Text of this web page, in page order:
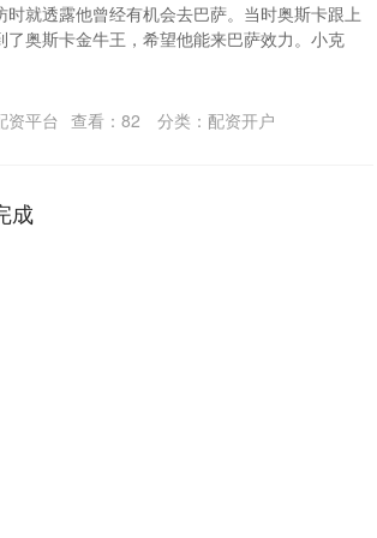
就透露他曾经有机会去巴萨。当时奥斯卡跟上
奥斯卡金牛王，希望他能来巴萨效力。小克
资平台 查看： 82 分类： 配资开户
成